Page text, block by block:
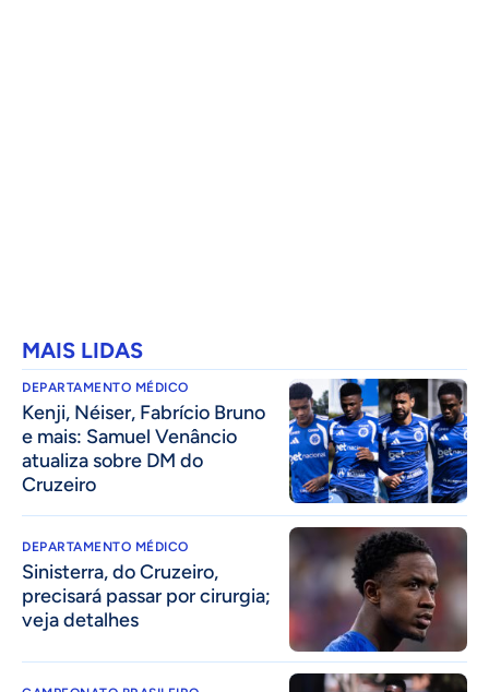
MAIS LIDAS
DEPARTAMENTO MÉDICO
Kenji, Néiser, Fabrício Bruno
e mais: Samuel Venâncio
atualiza sobre DM do
Cruzeiro
DEPARTAMENTO MÉDICO
Sinisterra, do Cruzeiro,
precisará passar por cirurgia;
veja detalhes